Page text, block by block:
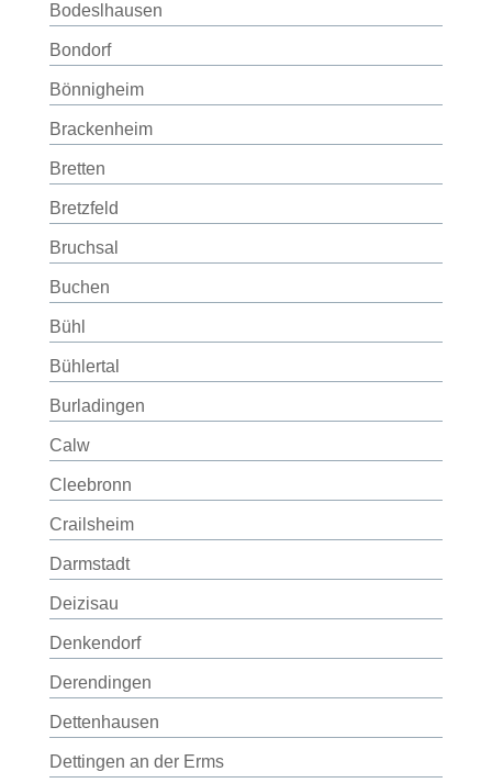
Bodeslhausen
Bondorf
Bönnigheim
Brackenheim
Bretten
Bretzfeld
Bruchsal
Buchen
Bühl
Bühlertal
Burladingen
Calw
Cleebronn
Crailsheim
Darmstadt
Deizisau
Denkendorf
Derendingen
Dettenhausen
Dettingen an der Erms